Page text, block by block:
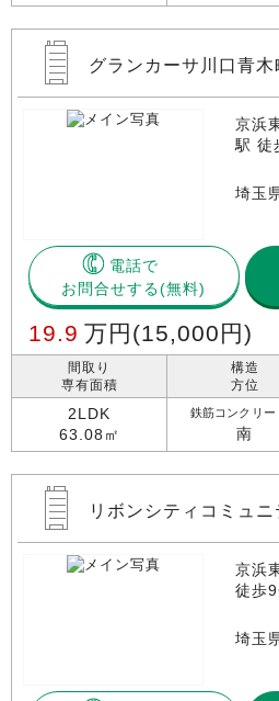
グランカーサ川口青
京浜
駅 徒
埼玉
電話で
お問合せする
19.9 万円 (15,000円)
間取り
専有面積
2LDK
63.08㎡
構造
方位
鉄筋コンクリー
南
リボンシティコミュ
京浜
徒歩
埼玉